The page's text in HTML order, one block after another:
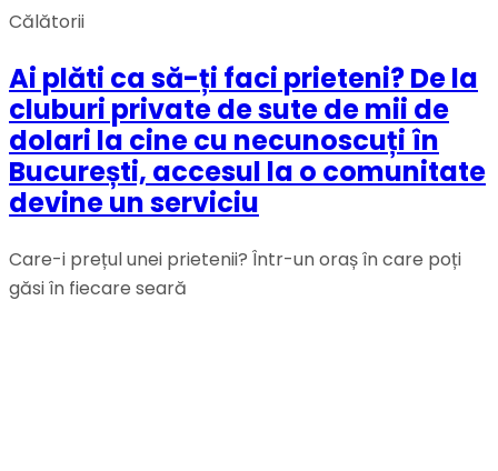
Călătorii
Ai plăti ca să-ți faci prieteni? De la
cluburi private de sute de mii de
dolari la cine cu necunoscuți în
București, accesul la o comunitate
devine un serviciu
Care-i prețul unei prietenii? Într-un oraș în care poți
găsi în fiecare seară